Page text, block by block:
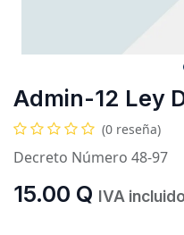
Admin-12 Ley
(0 reseña)
Decreto Número 48-97
15.00 Q IVA